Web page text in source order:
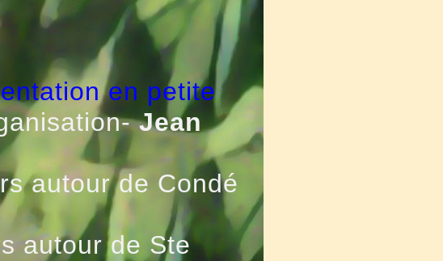
en petite
Jean
autour de Condé
autour de Ste